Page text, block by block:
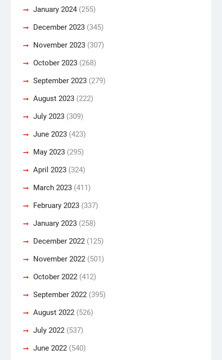
January 2024(255)
December 2023(345)
November 2023(307)
October 2023(268)
September 2023(279)
August 2023(222)
July 2023(309)
June 2023(423)
May 2023(295)
April 2023(324)
March 2023(411)
February 2023(337)
January 2023(258)
December 2022(125)
November 2022(501)
October 2022(412)
September 2022(395)
August 2022(526)
July 2022(537)
June 2022(540)